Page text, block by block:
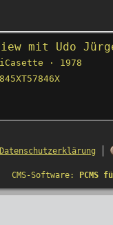
mit Udo
· 1978
Datenschutzerklärung
CMS-Software: PCMS